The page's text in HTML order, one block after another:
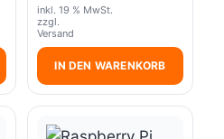
inkl. 19 % MwSt.
zzgl.
Versand
IN DEN WARENKORB